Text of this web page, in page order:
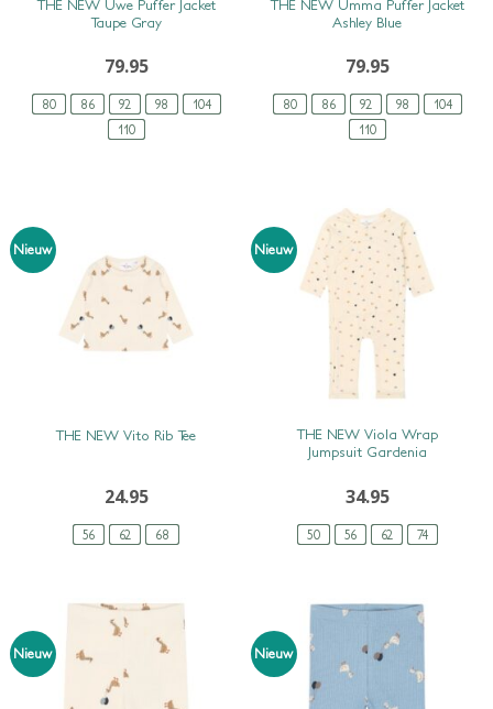
80 86 92 98
104
110
THE NEW Uwe Puffer Jacket
Taupe Gray
79.95
80 86 92 98
104
110
THE NEW Umma Puffer Jacket
Ashley Blue
79.95
Nieuw
56 62 68
THE NEW Vito Rib Tee
24.95
Nieuw
SNEL BEKIJKEN
50 56 62 74
THE NEW Viola Wrap
Jumpsuit Gardenia
34.95
Nieuw Nieuw